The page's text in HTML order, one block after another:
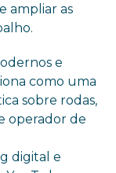
ampliar as
e
como uma
sobre rodas,
operador de
digital e